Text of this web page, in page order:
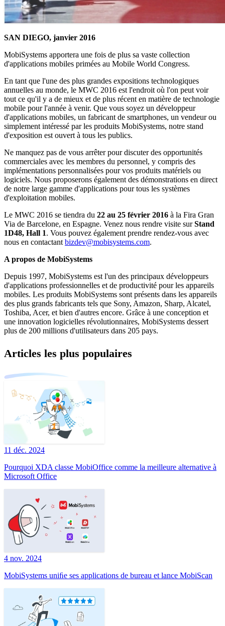
SAN DIEGO, janvier 2016
MobiSystems apportera une fois de plus sa vaste collection
d'applications mobiles primées au Mobile World Congress.
En tant que l'une des plus grandes expositions technologiques
annuelles au monde, le MWC 2016 est l'endroit où l'on peut voir
tout ce qu'il y a de mieux et de plus récent en matière de technologie
mobile pour l'année à venir. Que vous soyez un développeur
d'applications mobiles, un fabricant de smartphones, un vendeur ou
simplement intéressé par les produits MobiSystems, notre stand
d'exposition est ouvert à tous les publics.
Ne manquez pas de vous arrêter pour discuter des opportunités
commerciales avec les membres du personnel, y compris des
implémentations personnalisées pour vos produits matériels ou
logiciels. Nous proposerons également des démonstrations en direct
de notre large gamme d'applications pour tous les systèmes
d'exploitation mobiles.
Le MWC 2016 se tiendra du 22 au 25 février 2016 à la Fira Gran
Via de Barcelone, en Espagne. Venez nous rendre visite surStand
1D48, Hall 1. Vous pouvez également prendre rendez-vous avec
nous en contactant bizdev@mobisystems.com.
A propos de MobiSystems
Depuis 1997, MobiSystems est l'un des principaux développeurs
d'applications professionnelles et de productivité pour les appareils
mobiles. Les produits MobiSystems sont présents dans les appareils
des plus grands fabricants tels que Sony, Amazon, Sharp, Alcatel,
Toshiba, Acer, et bien d'autres encore. Grâce à une conception et
une innovation logicielles révolutionnaires, MobiSystems dessert
plus de 200 millions d'utilisateurs dans 205 pays.
Articles les plus populaires
11 déc. 2024
Pourquoi XDA classe MobiOffice comme la meilleure alternative à
Microsoft Office
4 nov. 2024
MobiSystems uniﬁe ses applications de bureau et lance MobiScan